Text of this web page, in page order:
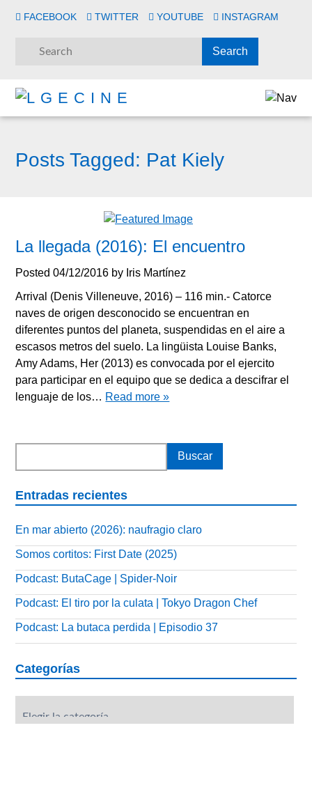
FACEBOOK TWITTER YOUTUBE INSTAGRAM
Posts Tagged: Pat Kiely
La llegada (2016): El encuentro
Posted04/12/2016 by Iris Martínez
Arrival (Denis Villeneuve, 2016) – 116 min.- Catorce
naves de origen desconocido se encuentran en
diferentes puntos del planeta, suspendidas en el aire a
escasos metros del suelo. La lingüista Louise Banks,
Amy Adams, Her (2013) es convocada por el ejercito
para participar en el equipo que se dedica a descifrar el
lenguaje de los… Read more »
Entradas recientes
En mar abierto (2026): naufragio claro
Somos cortitos: First Date (2025)
Podcast: ButaCage | Spider-Noir
Podcast: El tiro por la culata | Tokyo Dragon Chef
Podcast: La butaca perdida | Episodio 37
Categorías